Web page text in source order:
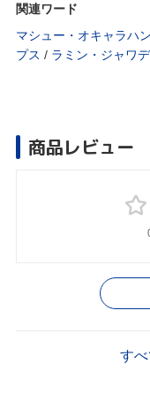
関連ワード
マシュー・オキャラハン
プス / ラミン・ジャワデ
商品レビュー
す